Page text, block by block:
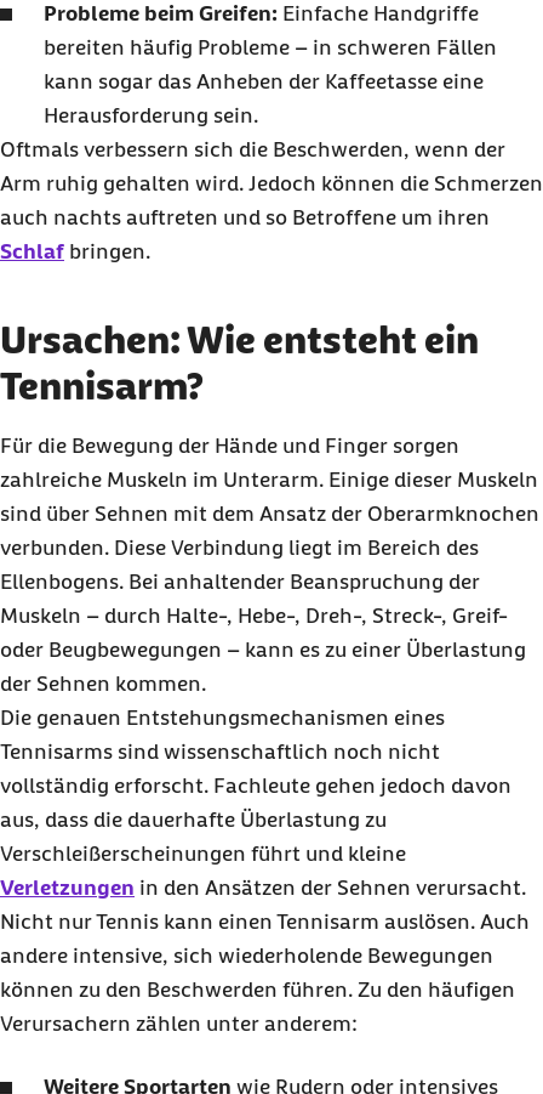
Probleme beim Greifen: Einfache Handgriffe
bereiten häufig Probleme – in schweren Fällen
kann sogar das Anheben der Kaffeetasse eine
Herausforderung sein.
Oftmals verbessern sich die Beschwerden, wenn der
Arm ruhig gehalten wird. Jedoch können die Schmerzen
auch nachts auftreten und so Betroffene um ihren
Schlaf bringen.
Ursachen: Wie entsteht ein
Tennisarm?
Für die Bewegung der Hände und Finger sorgen
zahlreiche Muskeln im Unterarm. Einige dieser Muskeln
sind über Sehnen mit dem Ansatz der Oberarmknochen
verbunden. Diese Verbindung liegt im Bereich des
Ellenbogens. Bei anhaltender Beanspruchung der
Muskeln – durch Halte-, Hebe-, Dreh-, Streck-, Greif-
oder Beugbewegungen – kann es zu einer Überlastung
der Sehnen kommen.
Die genauen Entstehungsmechanismen eines
Tennisarms sind wissenschaftlich noch nicht
vollständig erforscht. Fachleute gehen jedoch davon
aus, dass die dauerhafte Überlastung zu
Verschleißerscheinungen führt und kleine
Verletzungen in den Ansätzen der Sehnen verursacht.
Nicht nur Tennis kann einen Tennisarm auslösen. Auch
andere intensive, sich wiederholende Bewegungen
können zu den Beschwerden führen. Zu den häufigen
Verursachern zählen unter anderem:
Weitere Sportarten wie Rudern oder intensives